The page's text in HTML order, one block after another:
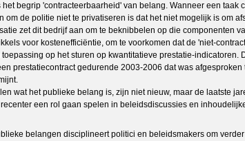
begrip 'contracteerbaarheid' van belang. Wanneer een
om de politie niet te privatiseren is dat het niet mogelijk is om
zet dit bedrijf aan om te beknibbelen op die
voor kostenefficiëntie, om te voorkomen dat de 'niet-
op het sturen op kwantitatieve prestatie-
prestatiecontract gedurende 2003-2006 dat was
wat het publieke belang is, zijn niet nieuw, maar de laatste
een rol gaan spelen in beleidsdiscussies en
belangen disciplineert politici en beleidsmakers om